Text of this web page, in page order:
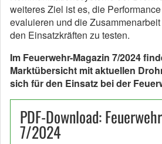
weiteres Ziel ist es, die
evaluieren und die
den Einsatzkräften zu testen.
Im Feuerwehr-Magazin 7/2024
Marktübersicht mit aktuellen
sich für den Einsatz bei der
PDF-Download:
7/2024